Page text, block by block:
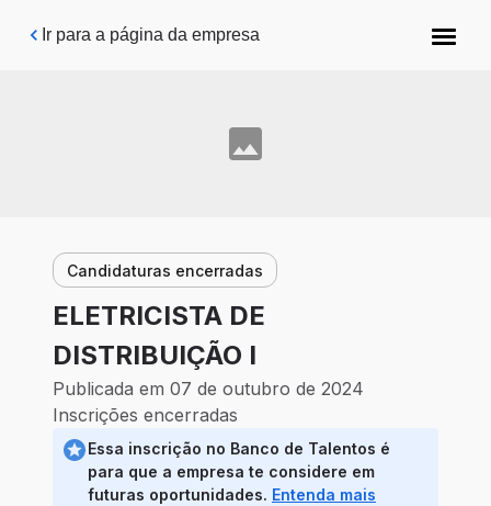
Pular para o conteúdo principal
Ir para a página da empresa
Candidaturas encerradas
ELETRICISTA DE
DISTRIBUIÇÃO I
Publicada em 07 de outubro de 2024
Inscrições encerradas
Essa inscrição no Banco de Talentos é
para que a empresa te considere em
futuras oportunidades. Entenda mais